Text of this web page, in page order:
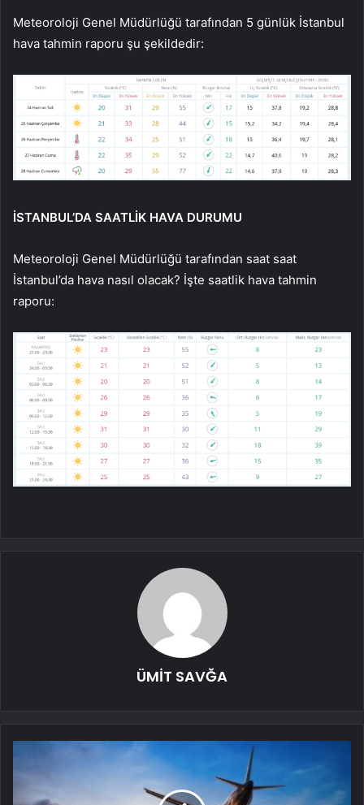
Meteoroloji Genel Müdürlüğü tarafından 5 günlük İstanbul
hava tahmin raporu şu şekildedir:
İSTANBUL’DA SAATLİK HAVA DURUMU
Meteoroloji Genel Müdürlüğü tarafından saat saat
İstanbul’da hava nasıl olacak? İşte saatlik hava tahmin
raporu:
ÜMİT SAVĞA